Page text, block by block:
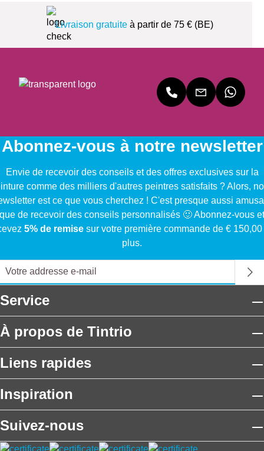
Livraison gratuiteà partir de 75 € (BE)
Abonnez-vous à notre newsletter
Envie de recevoir des conseils et des offres exclusives sur la
comme des milliers d'autres peintres satisfaits ? Alors,
est ce que vous cherchez ! C'est presque aussi
que de recevoir des conseils personnalisés 🙂 Abonnez-vous et
5% de remise sur votre première commande de € 150,00
plus.
Service
À propos de Tintrio
Liens rapides
Inspiration
Suivez-nous